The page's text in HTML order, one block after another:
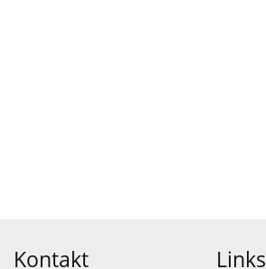
Kontakt Links